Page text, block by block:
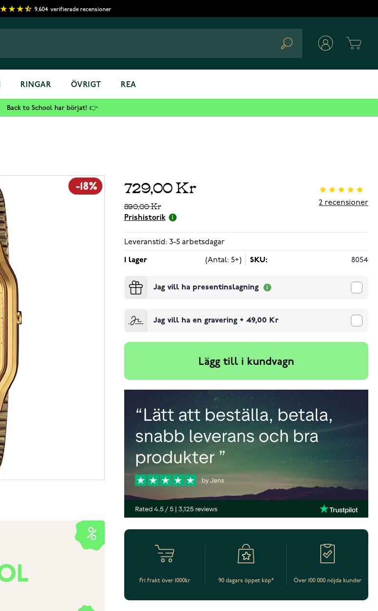
9,604 verifierade recensioner
Search
RINGAR ÖVRIGT REA
Back to School har börjat! 👉
-18% 729,00 Kr
890,00 Kr
Prishistorik
2 recensioner
Leveranstid: 3-5 arbetsdagar
I lager (Antal: 5+) SKU: 8054
Jag vill ha presentinslagning
Jag vill ha en gravering+ 49,00 Kr
Lägg till i kundvagn
Fri frakt över 1000kr 90 dagars öppet köp* Över 100 000 nöjda kunder